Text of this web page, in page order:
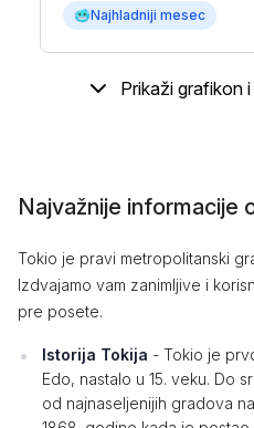
🥶Najhladniji mesec
Prikaži grafikon
Najvažnije informacije
Tokio je pravi metropolitanski
Izdvajamo vam zanimljive i
pre posete.
Istorija Tokija - Tokio je
Edo, nastalo u 15. veku. Do
od najnaseljenijih gradova